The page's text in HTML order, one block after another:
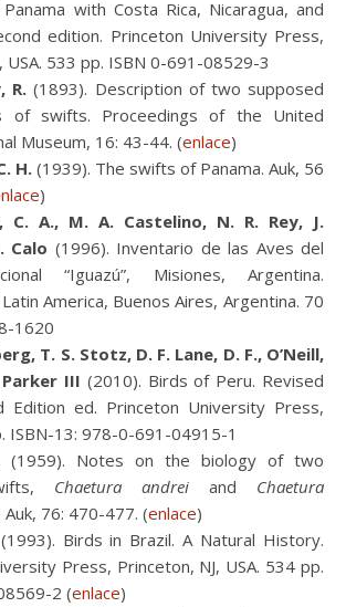
with Costa Rica, Nicaragua, and
edition. Princeton University Press,
USA. 533 pp. ISBN 0-691-08529-3
R. (1893). Description of two supposed
of swifts. Proceedings of the United
Museum, 16: 43-44. (enlace)
H. (1939). The swifts of Panama. Auk, 56
)
C. A., M. A. Castelino, N. R. Rey, J.
Calo (1996). Inventario de las Aves del
“Iguazú”, Misiones, Argentina.
America, Buenos Aires, Argentina. 70
1620
T. S. Stotz, D. F. Lane, D. F., O’Neill,
Parker III (2010). Birds of Peru. Revised
Edition ed. Princeton University Press,
ISBN-13: 978-0-691-04915-1
(1959). Notes on the biology of two
Chaetura andrei and Chaetura
Auk, 76: 470-477. (enlace)
Birds in Brazil. A Natural History.
Press, Princeton, NJ, USA. 534 pp.
2 (enlace)